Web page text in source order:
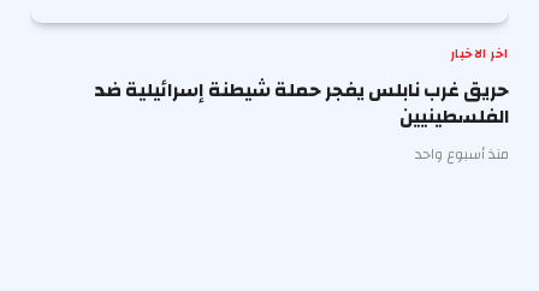
اخر الاخبار
حريق غرب نابلس يفجر حملة شيطنة إسرائيلية ضد
الفلسطينيين
منذ أسبوع واحد